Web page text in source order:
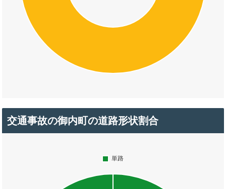
交通事故の御内町の道路形状割合